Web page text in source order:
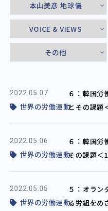
本山美彦 地球儀
VOICE & VIEWS
その他
2022.05.07
世界の労働運動
６：韓国
とその課題
2022.05.06
世界の労働運動
６：韓国労
その課題＜
2022.05.05
世界の労働運動
５：オラ
る労組をめ